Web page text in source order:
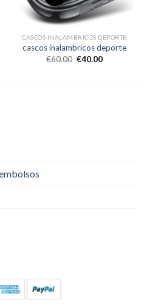
CASCOS INALAMBRICOS DEPORTE
cascos inalambricos deporte
€60.00 €40.00